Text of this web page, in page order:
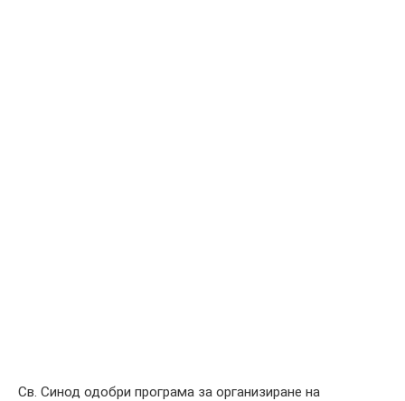
Св. Синод одобри програма за организиране на